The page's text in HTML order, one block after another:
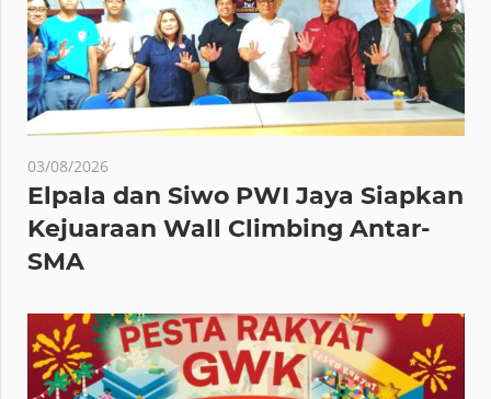
03/08/2026
Elpala dan Siwo PWI Jaya Siapkan
Kejuaraan Wall Climbing Antar-
SMA